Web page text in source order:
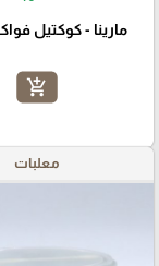
مارينا - كوكتيل فواكه
add_shopping_cart
معلبات